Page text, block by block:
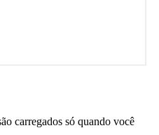
carregados só quando você